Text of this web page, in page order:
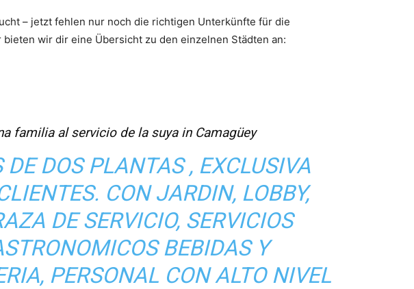
– jetzt fehlen nur noch die richtigen Unterkünfte für die
wir dir eine Übersicht zu den einzelnen Städten an:
familia al servicio de la suya in Camagüey
DE DOS PLANTAS , EXCLUSIVA
CON JARDIN, LOBBY,
DE SERVICIO, SERVICIOS
BEBIDAS Y
PERSONAL CON ALTO NIVEL